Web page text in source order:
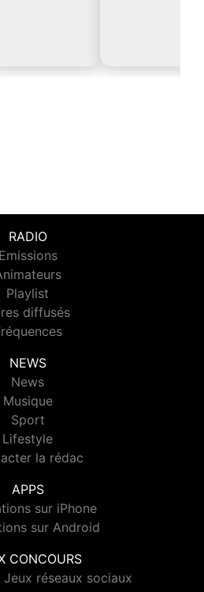
RADIO
Emissions
Playlist
diffusés
NEWS
News
Musique
Sport
Lifestyle
la rédac
APPS
sur iPhone
sur Android
CONCOURS
Jeux réseaux sociaux